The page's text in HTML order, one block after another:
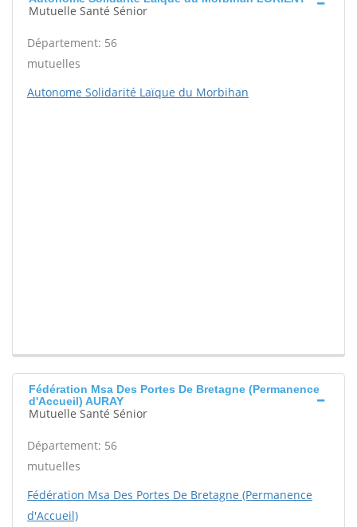
Mutuelle Santé Sénior
Département: 56
mutuelles
Autonome Solidarité Laïque du Morbihan
Fédération Msa Des Portes De Bretagne (Permanence
d'Accueil) AURAY
Mutuelle Santé Sénior
Département: 56
mutuelles
Fédération Msa Des Portes De Bretagne (Permanence
d'Accueil)